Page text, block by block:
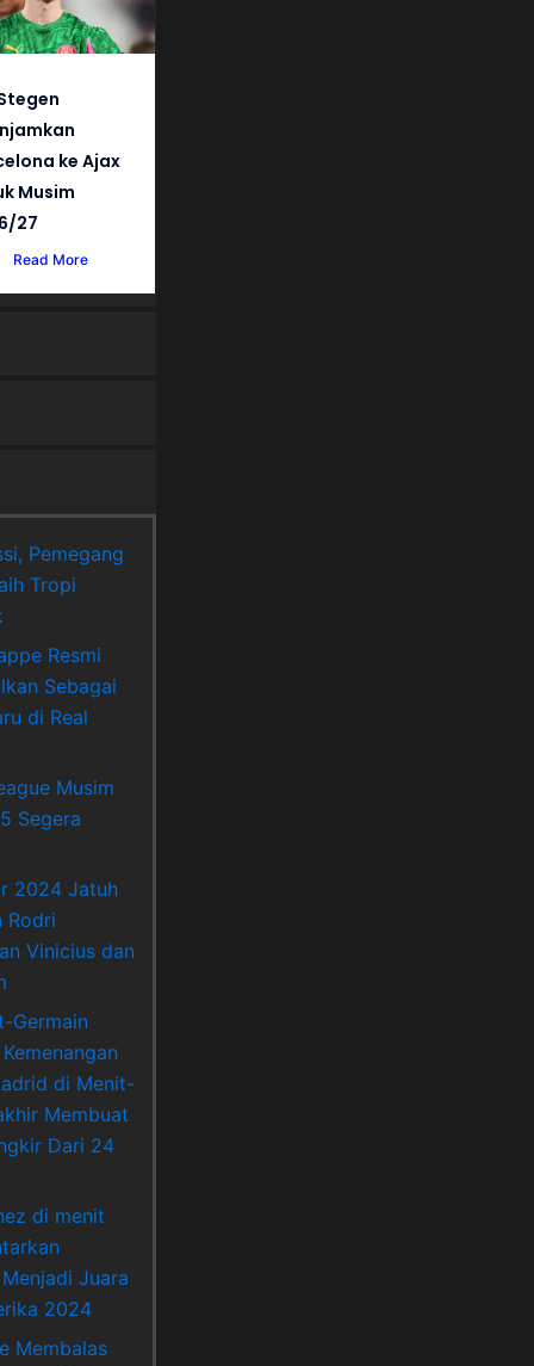
ke Ajax
Musim
27
Read More
Pemegang
Tropi
Resmi
Sebagai
di Real
Musim
Segera
2024 Jatuh
Rodri
Vinicius dan
Germain
di Menit-
Membuat
Dari 24
di menit
Juara
2024
Membalas